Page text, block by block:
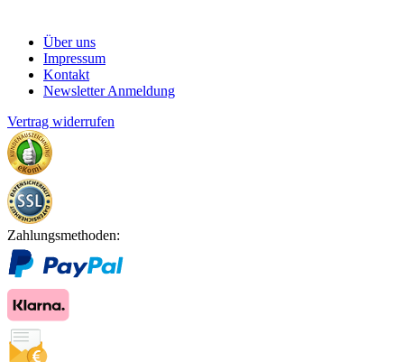
Über uns
Impressum
Kontakt
Newsletter Anmeldung
Vertrag widerrufen
Zahlungsmethoden: